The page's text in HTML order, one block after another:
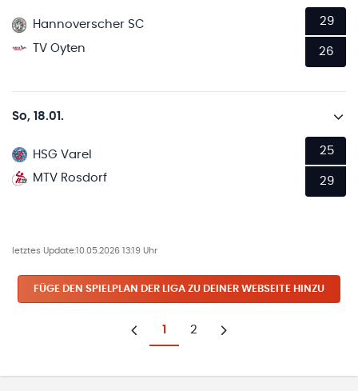
Hannoverscher SC
TV Oyten
29
26
So, 18.01.
HSG Varel
MTV Rosdorf
25
29
letztes Update:10.05.2026 13:19 Uhr
FÜGE DEN SPIELPLAN DER LIGA ZU DEINER WEBSEITE HINZU
Zurück
1 2
Weiter